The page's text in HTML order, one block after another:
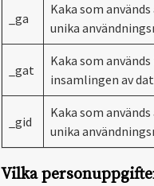
_ga
Kaka som
unika
_gat
Kaka som
insamlingen av
_gid
Kaka som
unika
Vilka